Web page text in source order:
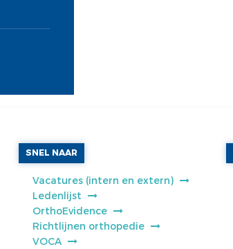
SNEL NAAR
Vacatures (intern en extern)
Ledenlijst
OrthoEvidence
Richtlijnen orthopedie
VOCA